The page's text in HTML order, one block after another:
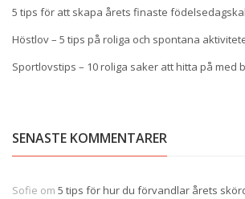
5 tips för att skapa årets finaste
Höstlov – 5 tips på roliga och spontana
Sportlovstips – 10 roliga saker att hitta på med
SENASTE KOMMENTARER
Sofie om 5 tips för hur du förvandlar årets